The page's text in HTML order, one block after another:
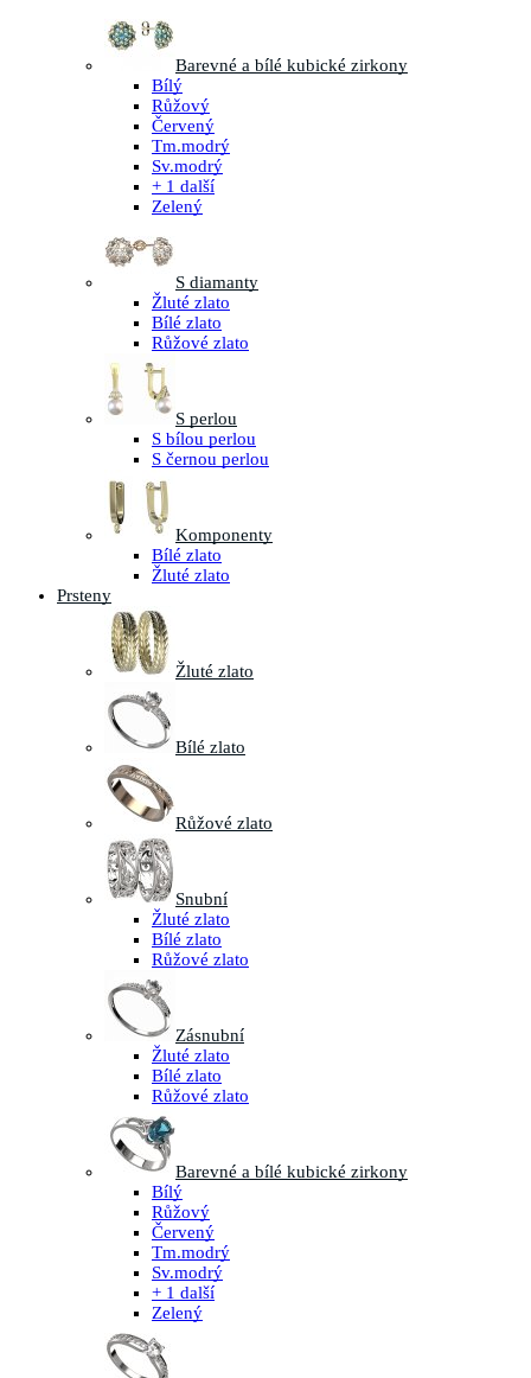
Barevné a bílé kubické zirkony
Bílý
Růžový
Červený
Tm.modrý
Sv.modrý
+ 1 další
Zelený
S diamanty
Žluté zlato
Bílé zlato
Růžové zlato
S perlou
S bílou perlou
S černou perlou
Komponenty
Bílé zlato
Žluté zlato
Prsteny
Žluté zlato
Bílé zlato
Růžové zlato
Snubní
Žluté zlato
Bílé zlato
Růžové zlato
Zásnubní
Žluté zlato
Bílé zlato
Růžové zlato
Barevné a bílé kubické zirkony
Bílý
Růžový
Červený
Tm.modrý
Sv.modrý
+ 1 další
Zelený